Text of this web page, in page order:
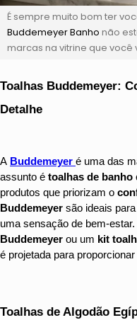
É sempre muito bom ter
Buddemeyer Banho não
marcas na vitrine que você
Toalhas Buddemeyer:
Detalhe
A Buddemeyer é uma das
assunto é toalhas de banho
produtos que priorizam o
Buddemeyer são ideais
uma sensação de bem-
Buddemeyer ou um kit
é projetada para
Toalhas de Algodão